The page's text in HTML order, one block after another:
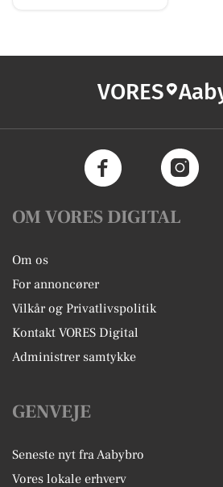
VORES
OM VORES DIGITAL
Om os
For annoncører
Vilkår og Privatlivspolitik
Kontakt VORES Digital
Administrer samtykke
GENVEJE
Seneste nyt fra Aabybro
Vores lokale erhverv